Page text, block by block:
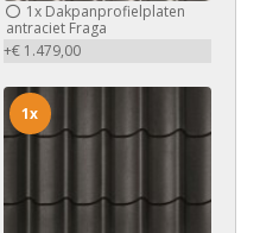
1xDakpanprofielplaten
antraciet Fraga
+€ 1.479,00
1x